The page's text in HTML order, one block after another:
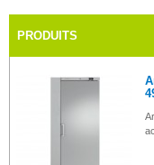
PRODUITS